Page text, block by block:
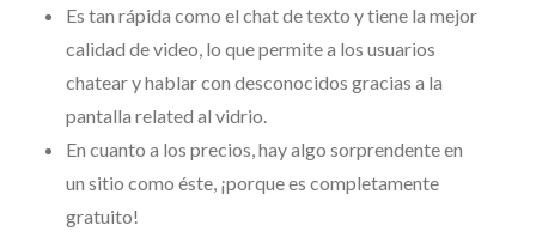
Es tan rápida como el chat de texto y tiene la mejor
calidad de video, lo que permite a los usuarios
chatear y hablar con desconocidos gracias a la
pantalla related al vidrio.
En cuanto a los precios, hay algo sorprendente en
un sitio como éste, ¡porque es completamente
gratuito!